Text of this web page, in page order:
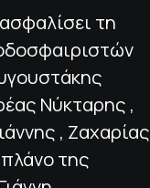
τη
Νύκταρης ,
, Ζαχαρίας
της